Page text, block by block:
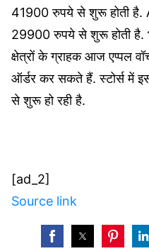
41900 रुपये से शुरू होती
29900 रुपये से शुरू होती है.
क्षेत्रों के ग्राहक आज एप्पल
ऑर्डर कर सकते हैं. स्टोर्स में
से शुरू हो रही है.
[ad_2]
Source link